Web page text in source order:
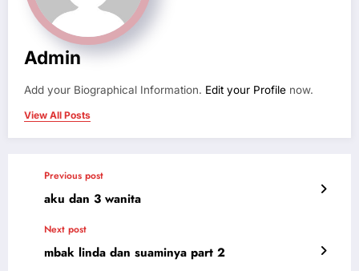
Admin
Add your Biographical Information. Edit your Profile now.
View All Posts
Previous post
aku dan 3 wanita
Next post
mbak linda dan suaminya part 2